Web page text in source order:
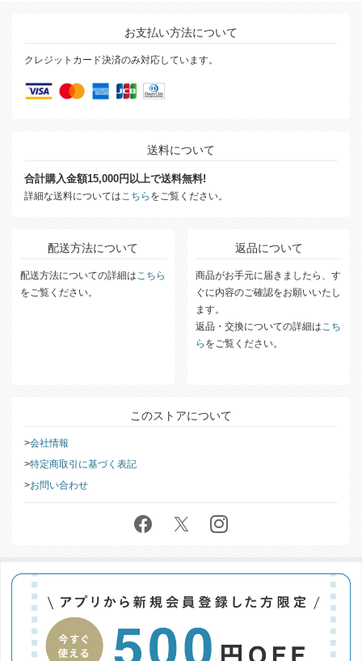
お支払い方法について
クレジットカード決済のみ対応しています。
送料について
合計購入金額15,000円以上で送料無料!
詳細な送料についてはこちら をご覧ください。
配送方法について
配送方法についての詳細はこちら
をご覧ください。
返品について
商品がお手元に届きましたら、す
ぐに内容のご確認をお願いいたし
ます。
返品・交換についての詳細はこち
ら をご覧ください。
このストアについて
会社情報
特定商取引に基づく表記
お問い合わせ